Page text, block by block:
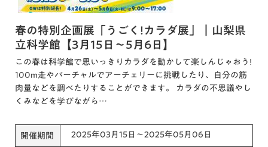
春の特別企画展「うごく!カラダ展」｜山梨県
立科学館【3月15日～5月6日】
この春は科学館で思いっきりカラダを動かして楽しんじゃおう!
100m走やバーチャルでアーチェリーに挑戦したり、自分の筋
肉量などを調べたりすることができます。 カラダの不思議やし
くみなどを学びながら…
開催期間 2025年03月15日～2025年05月06日